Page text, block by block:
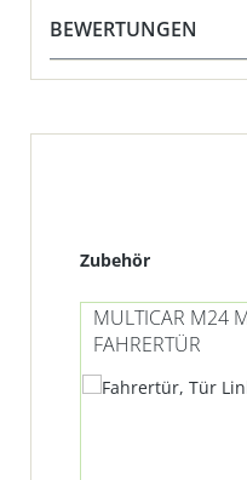
BEWERTUNGEN
Produktgalerie
Zubehör
MULTICAR M24
FAHRERTÜR